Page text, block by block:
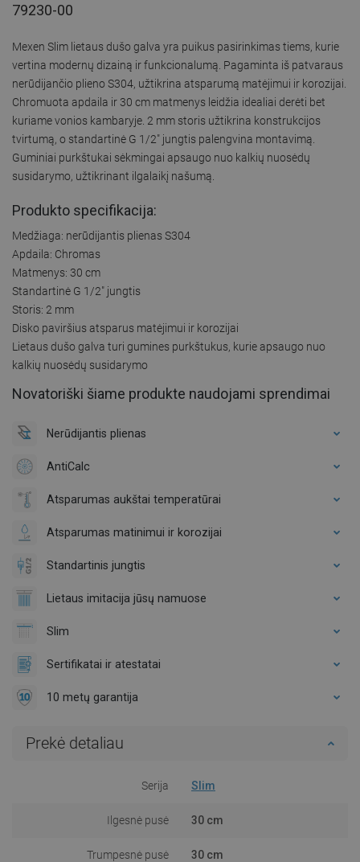
79230-00
Mexen Slim lietaus dušo galva yra puikus pasirinkimas tiems, kurie
vertina modernų dizainą ir funkcionalumą. Pagaminta iš patvaraus
nerūdijančio plieno S304, užtikrina atsparumą matėjimui ir korozijai.
Chromuota apdaila ir 30 cm matmenys leidžia idealiai derėti bet
kuriame vonios kambaryje. 2 mm storis užtikrina konstrukcijos
tvirtumą, o standartinė G 1/2" jungtis palengvina montavimą.
Guminiai purkštukai sėkmingai apsaugo nuo kalkių nuosėdų
susidarymo, užtikrinant ilgalaikį našumą.
Produkto specifikacija:
Medžiaga: nerūdijantis plienas S304
Apdaila: Chromas
Matmenys: 30 cm
Standartinė G 1/2" jungtis
Storis: 2 mm
Disko paviršius atsparus matėjimui ir korozijai
Lietaus dušo galva turi gumines purkštukus, kurie apsaugo nuo
kalkių nuosėdų susidarymo
Novatoriški šiame produkte naudojami sprendimai
Nerūdijantis plienas
AntiCalc
Atsparumas aukštai temperatūrai
Atsparumas matinimui ir korozijai
Standartinis jungtis
Lietaus imitacija jūsų namuose
Slim
Sertifikatai ir atestatai
10 metų garantija
Prekė detaliau
Serija Slim
Ilgesnė pusė 30 cm
Trumpesnė pusė 30 cm